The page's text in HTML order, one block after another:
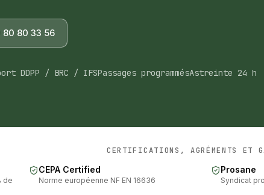
80 80 33 56
DDPP / BRC / IFSPassages programmésAstreinte 24 h
CERTIFICATIONS, AGRÉMENTS ET
de
CEPA Certified
Norme européenne NF EN 16636
Prosane
Syndicat